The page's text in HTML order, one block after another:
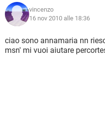
vincenzo
16 nov 2010 alle 18:36
ciao sono annamaria nn
msn' mi vuoi aiutare